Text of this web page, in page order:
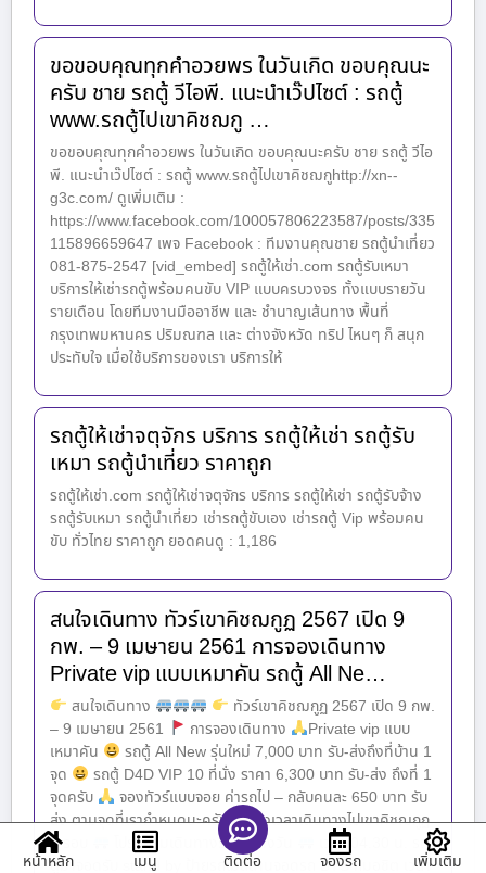
ขอขอบคุณทุกคำอวยพร ในวันเกิด ขอบคุณนะ
ครับ ชาย รถตู้ วีไอพี. แนะนำเว๊ปไซต์ : รถตู้
www.รถตู้ไปเขาคิชฌกู …
ขอขอบคุณทุกคำอวยพร ในวันเกิด ขอบคุณนะครับ ชาย รถตู้ วีไอ
พี. แนะนำเว๊ปไซต์ : รถตู้ www.รถตู้ไปเขาคิชฌกูhttp://xn--
g3c.com/ ดูเพิ่มเติม :
https://www.facebook.com/100057806223587/posts/335
115896659647 เพจ Facebook : ทีมงานคุณชาย รถตู้นำเที่ยว
081-875-2547 [vid_embed] รถตู้ให้เช่า.com รถตู้รับเหมา
บริการให้เช่ารถตู้พร้อมคนขับ VIP แบบครบวงจร ทั้งแบบรายวัน
รายเดือน โดยทีมงานมืออาชีพ และ ชำนาญเส้นทาง พื้นที่
กรุงเทพมหานคร ปริมณฑล และ ต่างจังหวัด ทริป ไหนๆ ก็ สนุก
ประทับใจ เมื่อใช้บริการของเรา บริการให้
รถตู้ให้เช่าจตุจักร บริการ รถตู้ให้เช่า รถตู้รับ
เหมา รถตู้นำเที่ยว ราคาถูก
รถตู้ให้เช่า.com รถตู้ให้เช่าจตุจักร บริการ รถตู้ให้เช่า รถตู้รับจ้าง
รถตู้รับเหมา รถตู้นำเที่ยว เช่ารถตู้ขับเอง เช่ารถตู้ Vip พร้อมคน
ขับ ทั่วไทย ราคาถูก ยอดคนดู : 1,186
สนใจเดินทาง ทัวร์เขาคิชฌกูฏ 2567 เปิด 9
กพ. – 9 เมษายน 2561 การจองเดินทาง
Private vip แบบเหมาคัน รถตู้ All Ne…
สนใจเดินทาง
ทัวร์เขาคิชฌกูฏ 2567 เปิด 9 กพ.
– 9 เมษายน 2561
การจองเดินทาง
Private vip แบบ
เหมาคัน
รถตู้ All New รุ่นใหม่ 7,000 บาท รับ-ส่งถึงที่บ้าน 1
จุด
รถตู้ D4D VIP 10 ที่นั่ง ราคา 6,300 บาท รับ-ส่ง ถึงที่ 1
จุดครับ
จองทัวร์แบบจอย ค่ารถไป – กลับคนละ 650 บาท รับ
ส่ง ตามจุดที่เรากำหนดนะครับ ตารางเวลาเดินทางไปเขาคิชฌกูฏ
2 รอบ
โปรแกรมเดินทางรอบกลางวัน
เวลา 04.30 น. รถ
ตู้มาจอดรับ stand by ป้ายรถเมล์ลานจอดรถ BTS หมอชิต เวลา
หน้าหลัก เมนู ติดต่อ จองรถ เพิ่มเติม